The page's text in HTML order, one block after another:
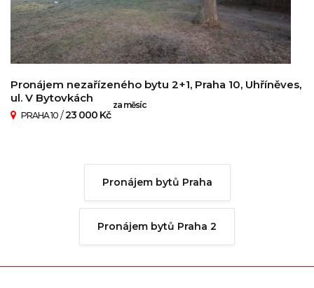
Pronájem nezařízeného bytu 2+1, Praha 10, Uhříněves,
ul. V Bytovkách
PRAHA 10 /23 000 Kč
za měsíc
Pronájem bytů Praha
Pronájem bytů Praha 2